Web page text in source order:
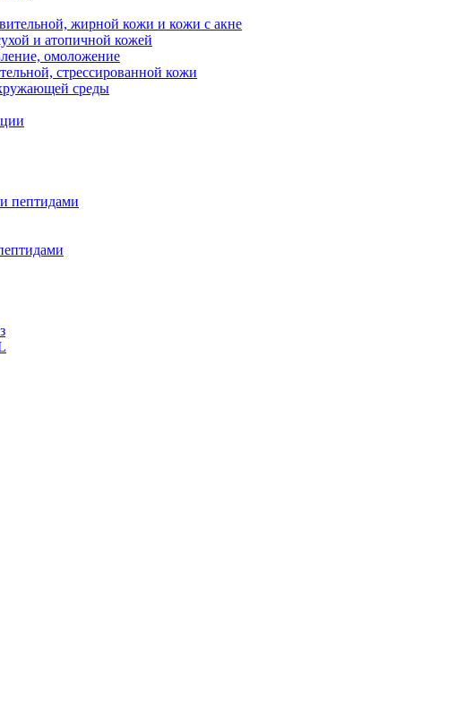
жирной кожи и кожи с акне
и атопичной кожей
омоложение
стрессированной кожи
среды
пептидами